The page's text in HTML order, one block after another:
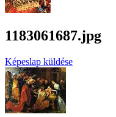
1183061687.jpg
Képeslap küldése